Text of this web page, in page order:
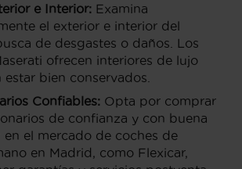
e Interior: Examina
el exterior e interior del
de desgastes o daños. Los
ofrecen interiores de lujo
bien conservados.
Confiables: Opta por comprar
de confianza y con buena
en el mercado de coches de
en Madrid, como Flexicar,